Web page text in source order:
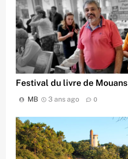
Festival du livre de
MB 3 ans ago 0